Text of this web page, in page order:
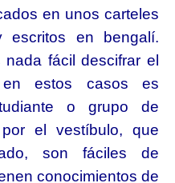
en unos carteles
escritos en bengalí.
fácil descifrar el
estos casos es
o grupo de
el vestíbulo, que
son fáciles de
conocimientos de